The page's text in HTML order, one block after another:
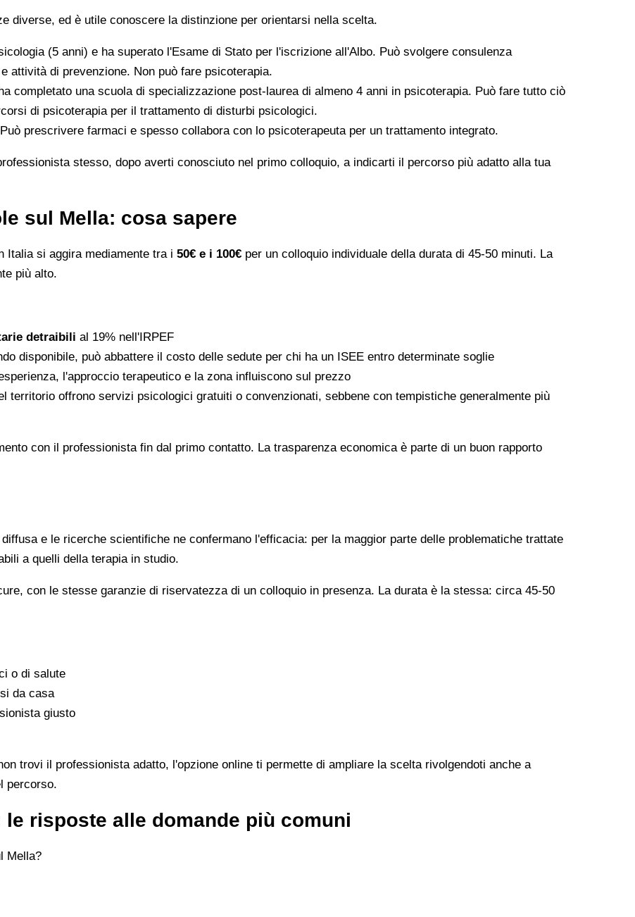
diverse, ed è utile conoscere la distinzione per orientarsi nella scelta.
(5 anni) e ha superato l'Esame di Stato per l'iscrizione all'Albo. Può svolgere consulenza
attività di prevenzione. Non può fare psicoterapia.
completato una scuola di specializzazione post-laurea di almeno 4 anni in psicoterapia. Può fare tutto ciò
di psicoterapia per il trattamento di disturbi psicologici.
prescrivere farmaci e spesso collabora con lo psicoterapeuta per un trattamento integrato.
stesso, dopo averti conosciuto nel primo colloquio, a indicarti il percorso più adatto alla tua
sul Mella: cosa sapere
Italia si aggira mediamente tra i 50€ e i 100€ per un colloquio individuale della durata di 45-50 minuti. La
più alto.
detraibili al 19% nell'IRPEF
disponibile, può abbattere il costo delle sedute per chi ha un ISEE entro determinate soglie
l'approccio terapeutico e la zona influiscono sul prezzo
territorio offrono servizi psicologici gratuiti o convenzionati, sebbene con tempistiche generalmente più
con il professionista fin dal primo contatto. La trasparenza economica è parte di un buon rapporto
e le ricerche scientifiche ne confermano l'efficacia: per la maggior parte delle problematiche trattate
a quelli della terapia in studio.
con le stesse garanzie di riservatezza di un colloquio in presenza. La durata è la stessa: circa 45-50
o di salute
da casa
giusto
trovi il professionista adatto, l'opzione online ti permette di ampliare la scelta rivolgendoti anche a
percorso.
risposte alle domande più comuni
Mella?